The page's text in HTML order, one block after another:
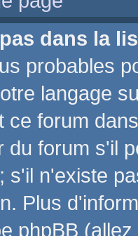
dans la
probables
langage
ce forum
forum s'il
s'il n'existe
Plus
phpBB